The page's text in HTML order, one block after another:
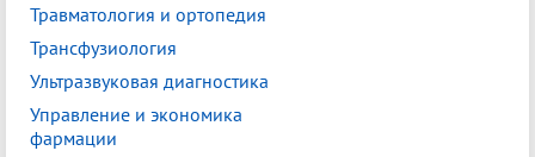
Травматология и ортопедия
Трансфузиология
Ультразвуковая диагностика
Управление и экономика
фармации